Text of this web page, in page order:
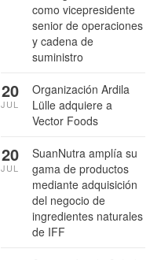
como vicepresidente
senior de operaciones
y cadena de
suministro
Organización Ardila
Lülle adquiere a
Vector Foods
20
JUL
SuanNutra amplía su
gama de productos
mediante adquisición
del negocio de
ingredientes naturales
de IFF
20
JUL